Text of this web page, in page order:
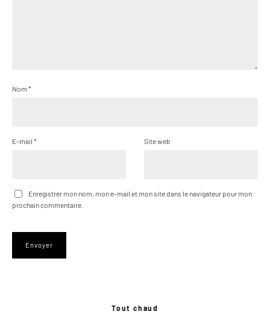
Nom *
E-mail * Site web
Enregistrer mon nom, mon e-mail et mon site dans le navigateur pour mon
prochain commentaire.
Tout chaud